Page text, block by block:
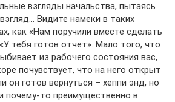
взгляды начальства, пытаясь
Видите намеки в таких
как «Нам поручили вместе сделать
тебя готов отчет». Мало того, что
из рабочего состояния вас,
почувствует, что на него открыт
он готов вернуться – хеппи энд, но
почему-то преимущественно в